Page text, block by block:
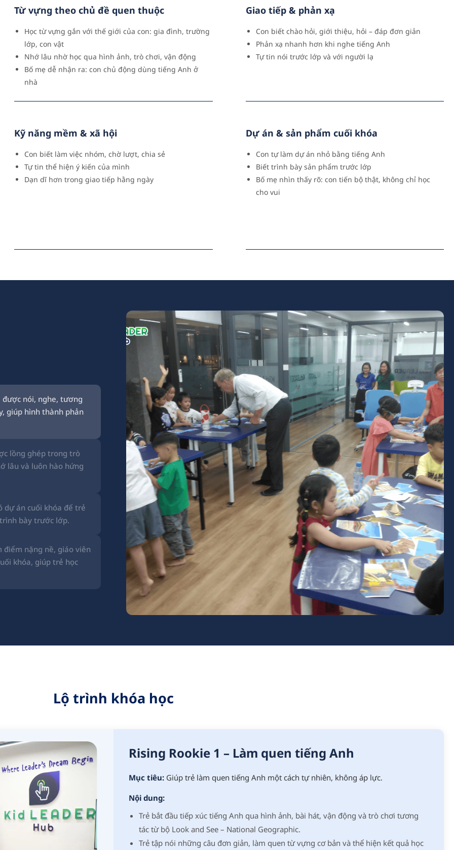
Từ vựng theo chủ đề quen thuộc
Học từ vựng gắn với thế giới của con: gia đình, trường
lớp, con vật
Nhớ lâu nhờ học qua hình ảnh, trò chơi, vận động
Bố mẹ dễ nhận ra: con chủ động dùng tiếng Anh ở
nhà
Giao tiếp & phản xạ
Con biết chào hỏi, giới thiệu, hỏi – đáp đơn giản
Phản xạ nhanh hơn khi nghe tiếng Anh
Tự tin nói trước lớp và với người lạ
Kỹ năng mềm & xã hội
Con biết làm việc nhóm, chờ lượt, chia sẻ
Tự tin thể hiện ý kiến của mình
Dạn dĩ hơn trong giao tiếp hằng ngày
Dự án & sản phẩm cuối khóa
Con tự làm dự án nhỏ bằng tiếng Anh
Biết trình bày sản phẩm trước lớp
Bố mẹ nhìn thấy rõ: con tiến bộ thật, không chỉ học
cho vui
được nói, nghe, tương
giúp hình thành phản
lồng ghép trong trò
lâu và luôn hào hứng
dự án cuối khóa để trẻ
bày trước lớp.
điểm nặng nề, giáo viên
khóa, giúp trẻ học
Lộ trình khóa học
Rising Rookie 1 – Làm quen tiếng Anh
Mục tiêu: Giúp trẻ làm quen tiếng Anh một cách tự nhiên, không áp lực.
Nội dung:
Trẻ bắt đầu tiếp xúc tiếng Anh qua hình ảnh, bài hát, vận động và trò chơi tương
tác từ bộ Look and See – National Geographic.
Trẻ tập nói những câu đơn giản, làm quen từ vựng cơ bản và thể hiện kết quả học